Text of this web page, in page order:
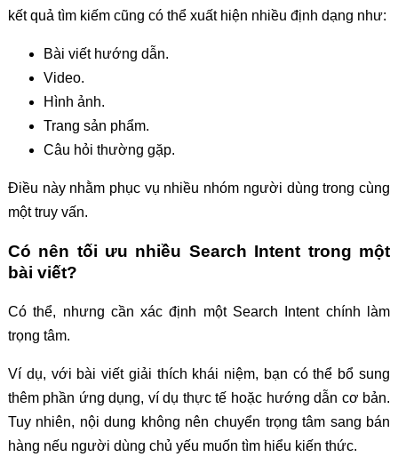
kết quả tìm kiếm cũng có thể xuất hiện nhiều định dạng như:
Bài viết hướng dẫn.
Video.
Hình ảnh.
Trang sản phẩm.
Câu hỏi thường gặp.
Điều này nhằm phục vụ nhiều nhóm người dùng trong cùng
một truy vấn.
Có nên tối ưu nhiều Search Intent trong một
bài viết?
Có thể, nhưng cần xác định một Search Intent chính làm
trọng tâm.
Ví dụ, với bài viết giải thích khái niệm, bạn có thể bổ sung
thêm phần ứng dụng, ví dụ thực tế hoặc hướng dẫn cơ bản.
Tuy nhiên, nội dung không nên chuyển trọng tâm sang bán
hàng nếu người dùng chủ yếu muốn tìm hiểu kiến thức.